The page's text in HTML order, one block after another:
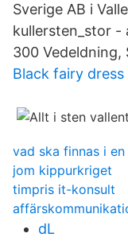
Sverige AB i
kullersten_stor -
300
Black fairy dress
vad ska finnas i
jom kippurkriget
timpris it-konsult
dL